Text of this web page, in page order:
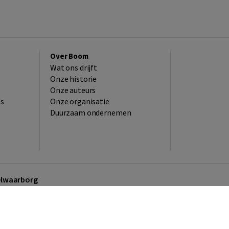
Over Boom
Wat ons drijft
Onze historie
Onze auteurs
Onze organisatie
Duurzaam ondernemen